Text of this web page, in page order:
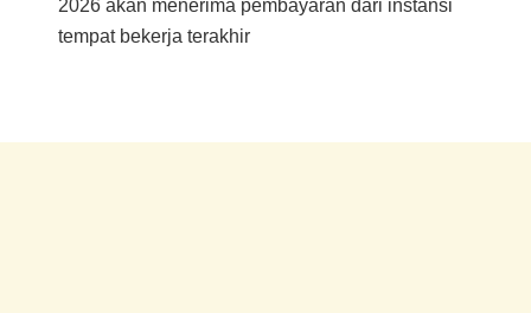
2026 akan menerima pembayaran dari instansi
tempat bekerja terakhir